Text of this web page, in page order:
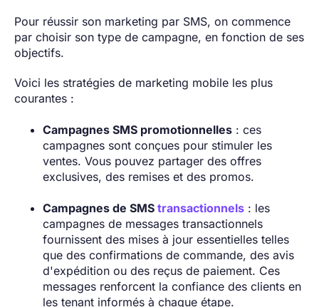
Pour réussir son marketing par SMS, on commence
par choisir son type de campagne, en fonction de ses
objectifs.
Voici les stratégies de marketing mobile les plus
courantes :
Campagnes SMS promotionnelles : ces
campagnes sont conçues pour stimuler les
ventes. Vous pouvez partager des offres
exclusives, des remises et des promos.
Campagnes de SMS transactionnels : les
campagnes de messages transactionnels
fournissent des mises à jour essentielles telles
que des confirmations de commande, des avis
d'expédition ou des reçus de paiement. Ces
messages renforcent la confiance des clients en
les tenant informés à chaque étape.